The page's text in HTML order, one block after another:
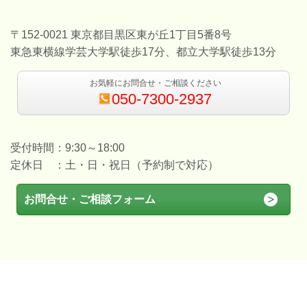
〒152-0021 東京都目黒区東が丘1丁目5番8号
東急東横線学芸大学駅徒歩17分、都立大学駅徒歩13分
お気軽にお問合せ・ご相談ください
050-7300-2937
受付時間：9:30～18:00
定休日 ：土・日・祝日（予約制で対応）
お問合せ・ご相談フォーム